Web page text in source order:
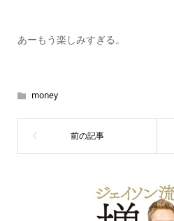
あーもう楽しみすぎる。
money